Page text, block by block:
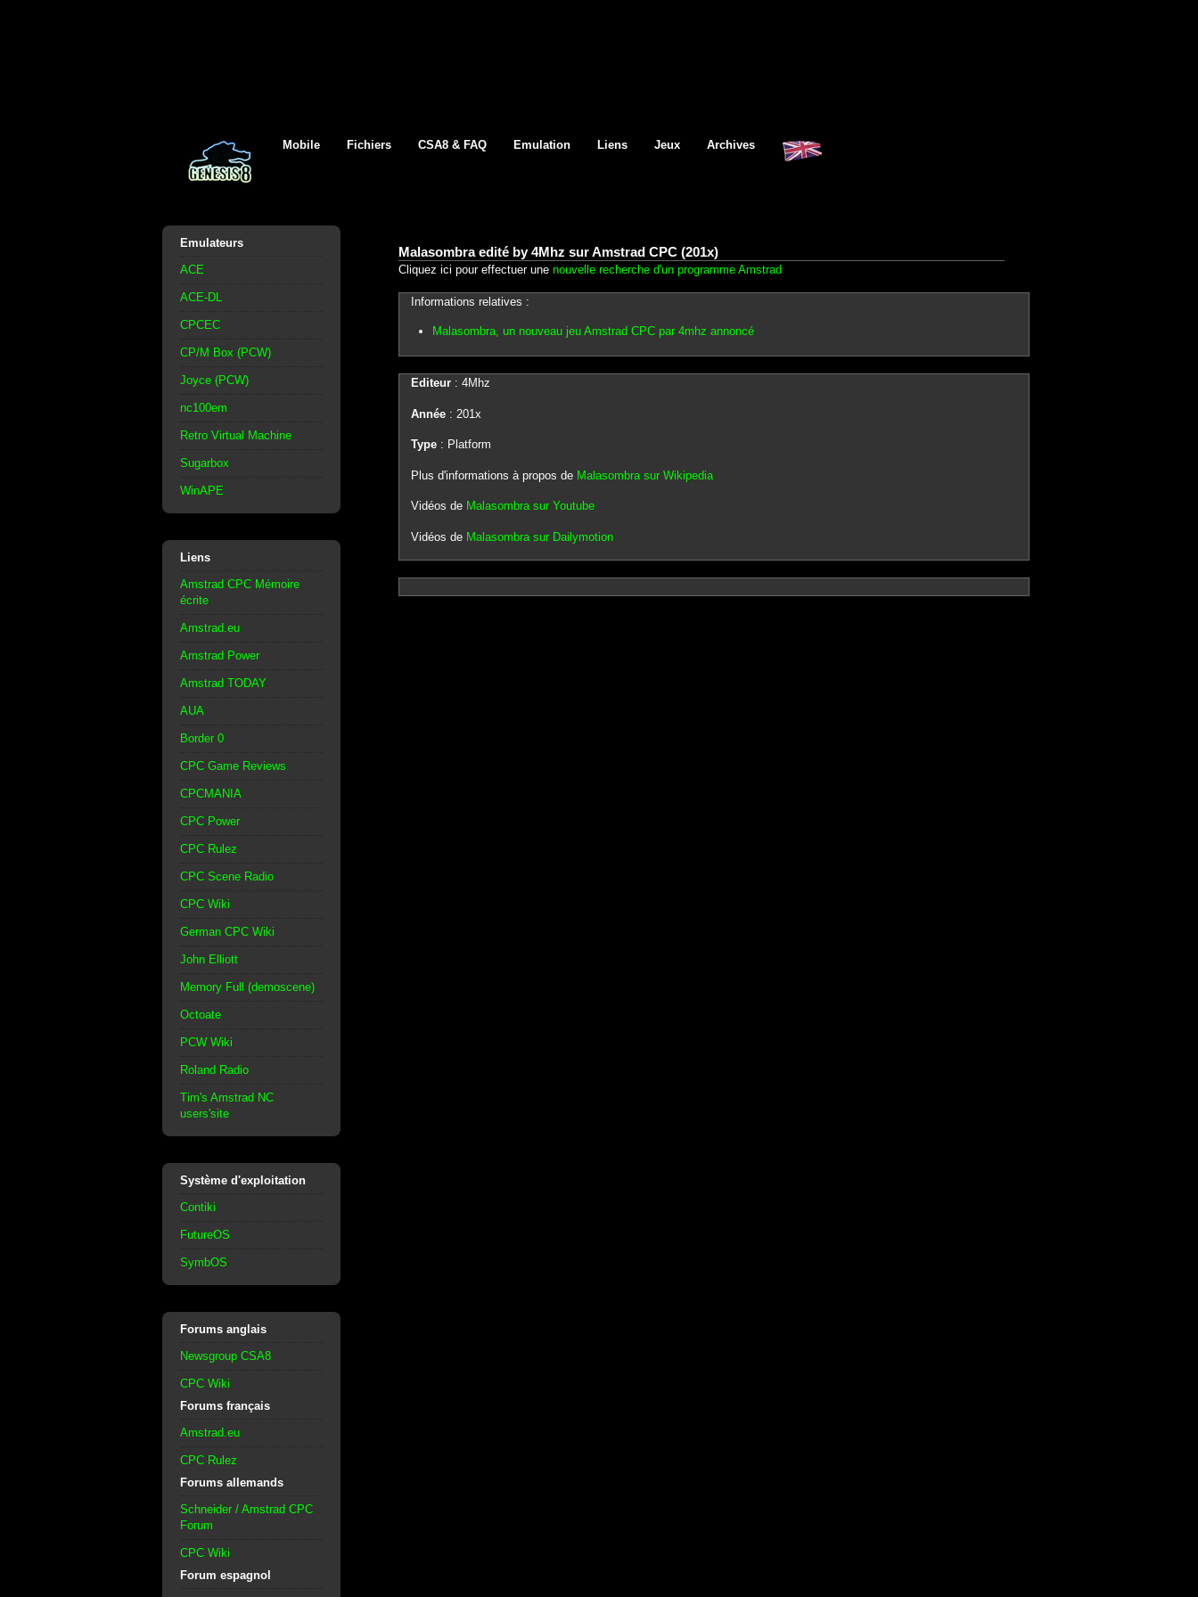
Mobile Fichiers CSA8 & FAQ Emulation Liens Jeux Archives
Emulateurs
ACE
ACE-DL
CPCEC
CP/M Box (PCW)
Joyce (PCW)
nc100em
Retro Virtual Machine
Sugarbox
WinAPE
Liens
Amstrad CPC Mémoire
écrite
Amstrad.eu
Amstrad Power
Amstrad TODAY
AUA
Border 0
CPC Game Reviews
CPCMANIA
CPC Power
CPC Rulez
CPC Scene Radio
CPC Wiki
German CPC Wiki
John Elliott
Memory Full (demoscene)
Octoate
PCW Wiki
Roland Radio
Tim's Amstrad NC
users'site
Système d'exploitation
Contiki
FutureOS
SymbOS
Forums anglais
Newsgroup CSA8
CPC Wiki
Forums français
Amstrad.eu
CPC Rulez
Forums allemands
Schneider / Amstrad CPC
Forum
CPC Wiki
Forum espagnol
Malasombra edité by 4Mhz sur Amstrad CPC (201x)
Cliquez ici pour effectuer une nouvelle recherche d'un programme Amstrad
Informations relatives :
Malasombra, un nouveau jeu Amstrad CPC par 4mhz annoncé
Editeur: 4Mhz
Année: 201x
Type: Platform
Plus d'informations à propos de Malasombra sur Wikipedia
Vidéos de Malasombra sur Youtube
Vidéos de Malasombra sur Dailymotion